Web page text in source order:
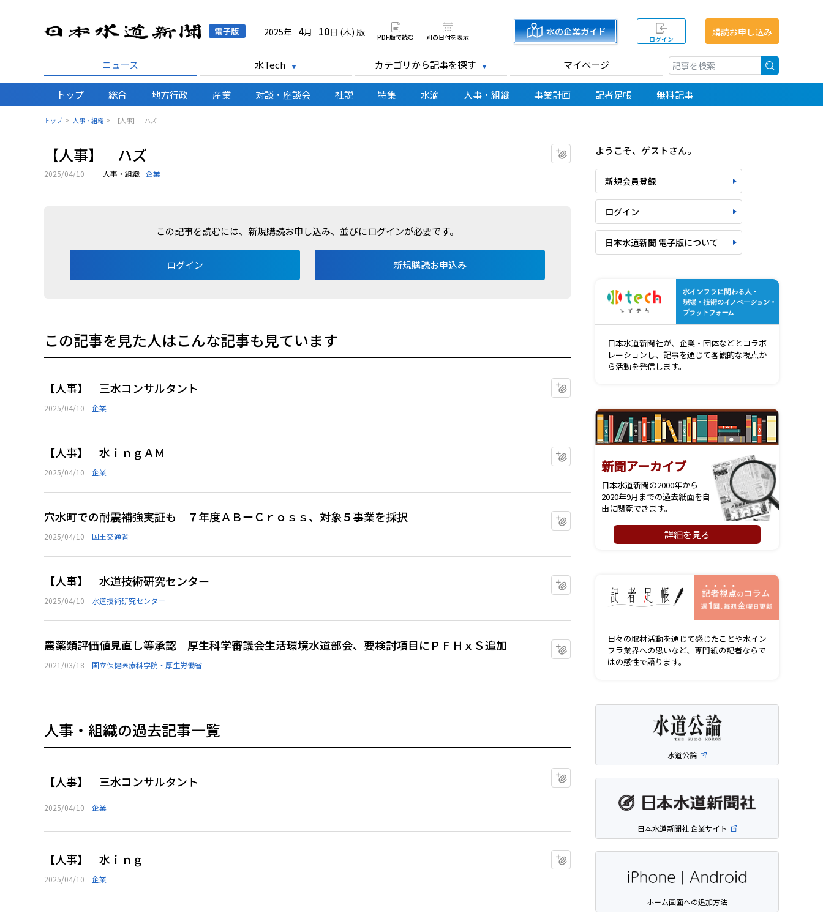
日本水道新聞 電子版
2025年 4月 10日 (木) 版 PDF版で読む 別の日付を表示 水の企業ガイド
ログイン
購読お申し込み
ニュース 水Tech カテゴリから記事を探す マイページ
トップ 総合 地方行政 産業 対談・座談会 社説 特集 水滴 人事・組織 事業計画 記者足帳 無料記事
トップ 人事・組織 【人事】 ハズ
【人事】 ハズ マイクリップに追加
2025/04/10 人事・組織 企業
この記事を読むには、新規購読お申し込み、並びにログインが必要です。
ログイン 新規購読お申込み
この記事を見た人はこんな記事も見ています
【人事】 三水コンサルタント
2025/04/10 企業
【人事】 水ｉｎｇＡＭ
2025/04/10 企業
穴水町での耐震補強実証も ７年度ＡＢーＣｒｏｓｓ、対象５事業を採択
2025/04/10 国土交通省
【人事】 水道技術研究センター
2025/04/10 水道技術研究センター
農薬類評価値見直し等承認 厚生科学審議会生活環境水道部会、要検討項目にＰＦＨｘＳ追加
2021/03/18 国立保健医療科学院・厚生労働省
マイクリップに追加
人事・組織の過去記事一覧
【人事】 三水コンサルタント
2025/04/10 企業
【人事】 水ｉｎｇ
2025/04/10 企業
マイクリップに追加
ようこそ、ゲストさん。
新規会員登録
ログイン
日本水道新聞 電子版について
日本水道新聞社が、企業・団体などとコラボ
レーションし、記事を通じて客観的な視点か
ら活動を発信します。
新聞アーカイブ
日本水道新聞の2000年から
2020年9月までの過去紙面を自
由に閲覧できます。
詳細を見る
日々の取材活動を通じて感じたことや水イン
フラ業界への思いなど、専門紙の記者ならで
はの感性で語ります。
水道公論
日本水道新聞社 企業サイト
ホーム画面への追加方法